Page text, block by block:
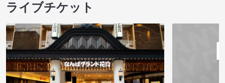
ライブチケット